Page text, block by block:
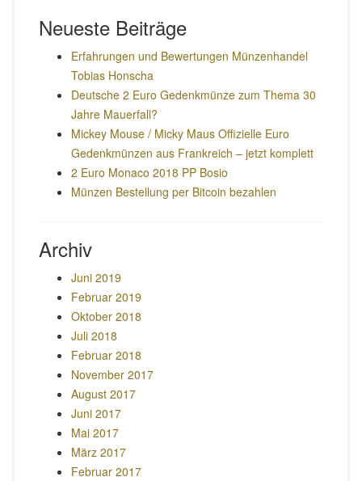
Neueste Beiträge
Erfahrungen und Bewertungen Münzenhandel
Tobias Honscha
Deutsche 2 Euro Gedenkmünze zum Thema 30
Jahre Mauerfall?
Mickey Mouse / Micky Maus Offizielle Euro
Gedenkmünzen aus Frankreich – jetzt komplett
2 Euro Monaco 2018 PP Bosio
Münzen Bestellung per Bitcoin bezahlen
Archiv
Juni 2019
Februar 2019
Oktober 2018
Juli 2018
Februar 2018
November 2017
August 2017
Juni 2017
Mai 2017
März 2017
Februar 2017